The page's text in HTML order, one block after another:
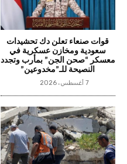
قوات صنعاء تعلن دك تحشيدات
سعودية ومخازن عسكرية في
معسكر “صحن الجن” بمأرب وتجدد
النصيحة للـ”مخدوعين”
7 أغسطس، 2026